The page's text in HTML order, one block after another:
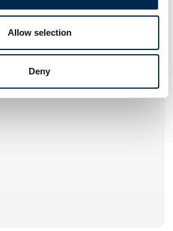
Allow selection
Deny